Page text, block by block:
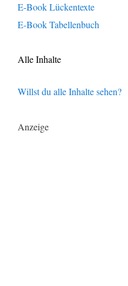
E-Book Lückentexte
E-Book Tabellenbuch
Alle Inhalte
Willst du alle Inhalte sehen?
Anzeige